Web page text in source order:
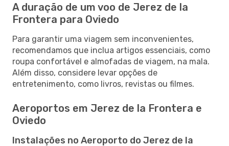
A duração de um voo de Jerez de la
Frontera para Oviedo
Para garantir uma viagem sem inconvenientes,
recomendamos que inclua artigos essenciais, como
roupa confortável e almofadas de viagem, na mala.
Além disso, considere levar opções de
entretenimento, como livros, revistas ou filmes.
Aeroportos em Jerez de la Frontera e
Oviedo
Instalações no Aeroporto do Jerez de la